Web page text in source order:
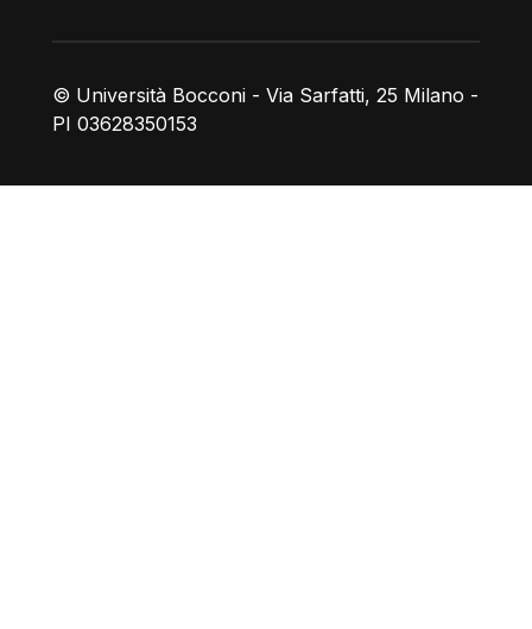
© Università Bocconi - Via Sarfatti, 25 Milano -
PI 03628350153